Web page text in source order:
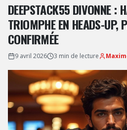
DEEPSTACK55 DIVONNE :
TRIOMPHE EN HEADS-UP,
CONFIRMÉE
9 avril 2026 3 min de lecture